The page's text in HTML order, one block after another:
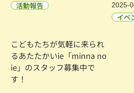
活動報告 2025-
イベ
こどもたちが気軽に来られ
るあたたかいie「minna no
ie」のスタッフ募集中で
す！